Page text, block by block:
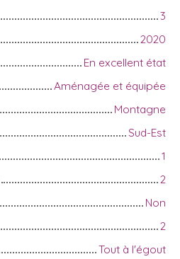
3
2020
En excellent état
Aménagée et équipée
Montagne
Sud-Est
1
2
Non
2
Tout à l'égout